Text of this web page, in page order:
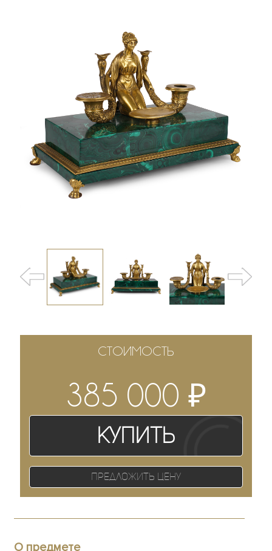
СТОИМОСТЬ
385 000 ₽
Купить
Предложить цену
О предмете